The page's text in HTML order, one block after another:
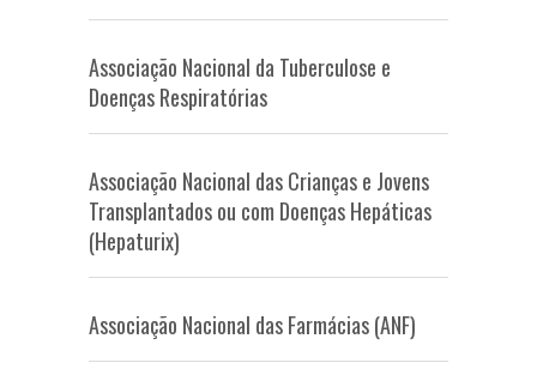
Associação Nacional da Tuberculose e
Doenças Respiratórias
Associação Nacional das Crianças e Jovens
Transplantados ou com Doenças Hepáticas
(Hepaturix)
Associação Nacional das Farmácias (ANF)